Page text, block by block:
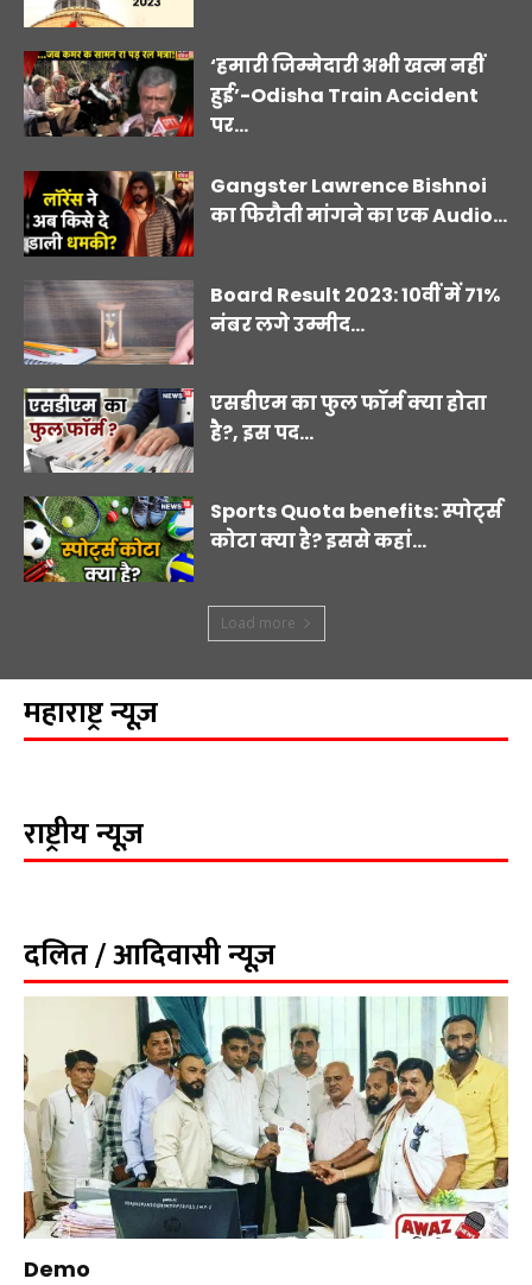
‘हमारी जिम्मेदारी अभी खत्म नहीं
हुई’-Odisha Train Accident
पर...
Gangster Lawrence Bishnoi
का फिरौती मांगने का एक Audio...
Board Result 2023: 10वीं में 71%
नंबर लगे उम्मीद...
एसडीएम का फुल फॉर्म क्या होता
है?, इस पद...
Sports Quota benefits: स्पोर्ट्स
कोटा क्या है? इससे कहां...
Load more
महाराष्ट्र न्यूज़
राष्ट्रीय न्यूज़
दलित / आदिवासी न्यूज़
Demo